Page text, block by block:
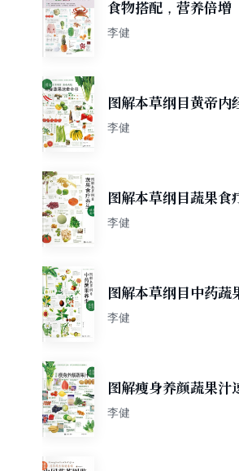
食物搭配，营养倍增
李健
图解本草纲目黄帝内
果速查全书
李健
图解本草纲目蔬果食
查全书
李健
图解本草纲目中药蔬
查全书
李健
图解瘦身养颜蔬果汁
李健